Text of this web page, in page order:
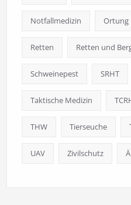
Notfallmedizin Ortung
Retten Retten und
Schweinepest SRHT
Taktische Medizin
THW Tierseuche
UAV Zivilschutz